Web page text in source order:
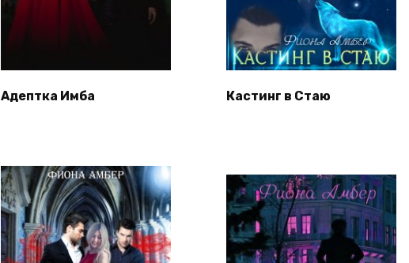
Адептка Имба Кастинг в Стаю